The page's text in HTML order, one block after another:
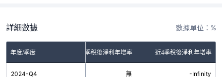
詳細數據 數據單位：%
年度/季度 單季稅後淨利年增率 近4季稅後淨利年增率
2024-Q4 無 -Infinity